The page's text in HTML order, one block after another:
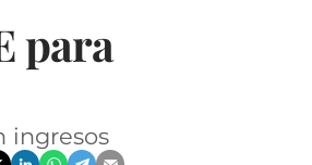
para
ingresos